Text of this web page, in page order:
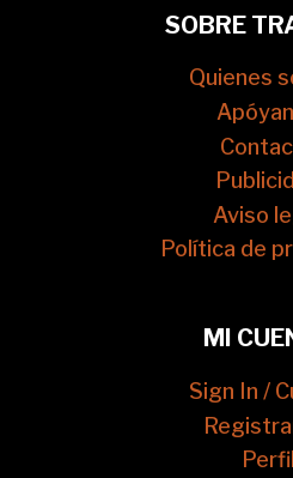
SOBRE
Quienes
Aviso
Política de
MI
Sign In /
Perfil